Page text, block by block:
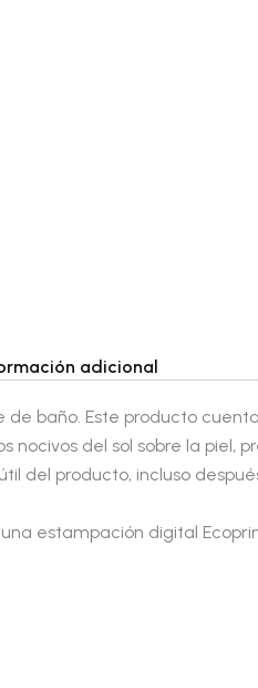
adicional
de baño. Este producto
nocivos del sol sobre la piel,
del producto, incluso
estampación digital